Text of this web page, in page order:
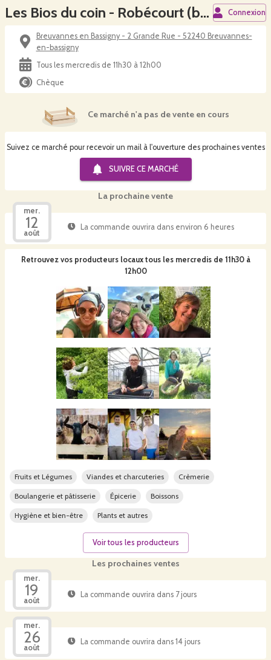
Les Bios du coin - Robécourt (breuvannes) Connexion
Breuvannes en Bassigny - 2 Grande Rue - 52240 Breuvannes-
en-bassigny
Tous les mercredis de 11h30 à 12h00
Chèque
Suivez ce marché pour recevoir un mail à l'ouverture des prochaines ventes
SUIVRE CE MARCHÉ
Ce marché n'a pas de vente en cours
La prochaine vente
mer.
12
août
La commande ouvrira dans environ 6 heures
Les prochaines ventes
mer.
19
août
La commande ouvrira dans 7 jours
mer.
26
août
La commande ouvrira dans 14 jours
Retrouvez vos producteurs locaux tous les mercredis de 11h30 à
12h00
Fruits et Légumes Viandes et charcuteries Crèmerie
Boulangerie et pâtisserie Épicerie Boissons
Hygiène et bien-être Plants et autres
Voir tous les producteurs